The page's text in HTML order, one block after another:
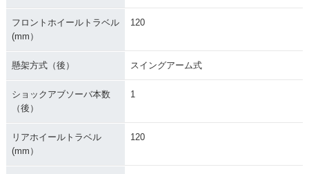
フロントホイールトラベル
(mm）
120
懸架方式（後） スイングアーム式
ショックアブソーバ本数
（後）
1
リアホイールトラベル
(mm）
120